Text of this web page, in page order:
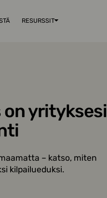
RESURSSIT
on yrityksesi
– katso, miten
kilpailueduksi.